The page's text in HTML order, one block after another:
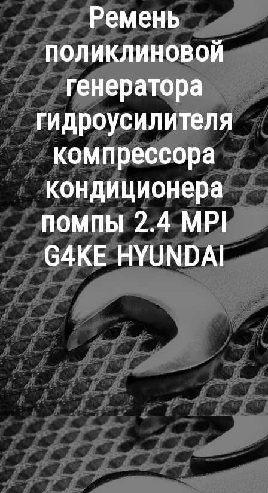
Ремень
поликлиновой
генератора
гидроусилителя
компрессора
кондиционера
помпы 2.4 MPI
G4KE HYUNDAI